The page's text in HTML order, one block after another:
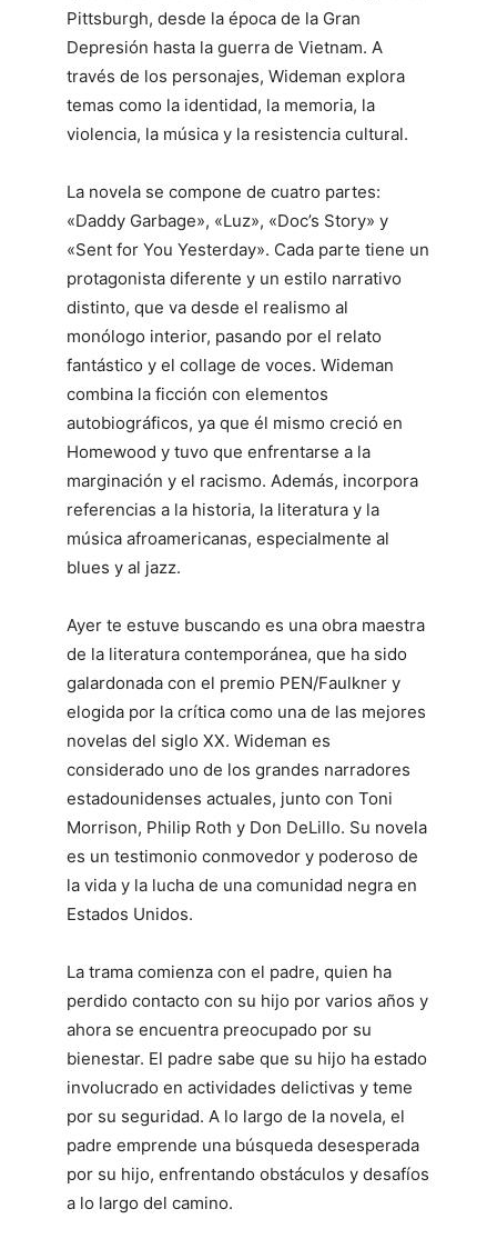
Pittsburgh, desde la época de la Gran
Depresión hasta la guerra de Vietnam. A
través de los personajes, Wideman explora
temas como la identidad, la memoria, la
violencia, la música y la resistencia cultural.
La novela se compone de cuatro partes:
«Daddy Garbage», «Luz», «Doc’s Story» y
«Sent for You Yesterday». Cada parte tiene un
protagonista diferente y un estilo narrativo
distinto, que va desde el realismo al
monólogo interior, pasando por el relato
fantástico y el collage de voces. Wideman
combina la ficción con elementos
autobiográficos, ya que él mismo creció en
Homewood y tuvo que enfrentarse a la
marginación y el racismo. Además, incorpora
referencias a la historia, la literatura y la
música afroamericanas, especialmente al
blues y al jazz.
Ayer te estuve buscando es una obra maestra
de la literatura contemporánea, que ha sido
galardonada con el premio PEN/Faulkner y
elogida por la crítica como una de las mejores
novelas del siglo XX. Wideman es
considerado uno de los grandes narradores
estadounidenses actuales, junto con Toni
Morrison, Philip Roth y Don DeLillo. Su novela
es un testimonio conmovedor y poderoso de
la vida y la lucha de una comunidad negra en
Estados Unidos.
La trama comienza con el padre, quien ha
perdido contacto con su hijo por varios años y
ahora se encuentra preocupado por su
bienestar. El padre sabe que su hijo ha estado
involucrado en actividades delictivas y teme
por su seguridad. A lo largo de la novela, el
padre emprende una búsqueda desesperada
por su hijo, enfrentando obstáculos y desafíos
a lo largo del camino.